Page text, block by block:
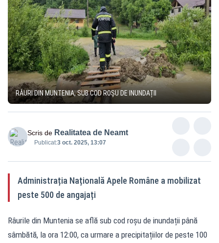
RÂURI DIN MUNTENIA, SUB COD ROȘU DE INUNDAȚII
Scris de Realitatea de Neamt
Publicat:3 oct. 2025, 13:07
Administrația Națională Apele Române a mobilizat
peste 500 de angajați
Râurile din Muntenia se află sub cod roșu de inundații până
sâmbătă, la ora 12:00, ca urmare a precipitațiilor de peste 100